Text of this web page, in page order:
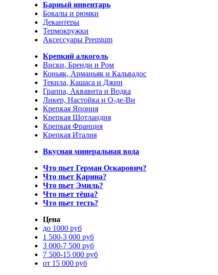
Барный инвентарь
Бокалы и рюмки
Декантеры
Термокружки
Аксессуары Premium
Крепкий алкоголь
Виски, Бренди и Ром
Коньяк, Арманьяк и Кальвадос
Текила, Кашаса и Джин
Граппа, Аквавита и Водка
Ликер, Настойка и О-де-Ви
Крепкая Япония
Крепкая Шотландия
Крепкая Франция
Крепкая Италия
Вкусная минеральная вода
Что пьет Герман Оскарович?
Что пьет Карина?
Что пьет Эмиль?
Что пьет тёща?
Что пьет тесть?
Цена
до 1000 руб
1 500-3 000 руб
3 000-7 500 руб
7 500-15 000 руб
от 15 000 руб